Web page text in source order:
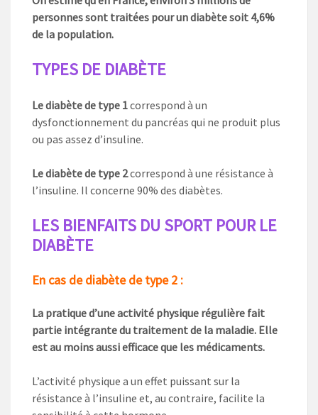
personnes sont traitées pour un diabète soit 4,6%
de la population.
TYPES DE DIABÈTE
Le diabète de type 1correspond à un
dysfonctionnement du pancréas qui ne produit plus
ou pas assez d’insuline.
Le diabète de type 2correspond à une résistance à
l’insuline. Il concerne 90% des diabètes.
LES BIENFAITS DU SPORT POUR LE
DIABÈTE
En cas de diabète de type 2 :
La pratique d’une activité physique régulière fait
partie intégrante du traitement de la maladie. Elle
est au moins aussi efficace que les médicaments.
L’activité physique a un effet puissant sur la
résistance à l’insuline et, au contraire, facilite la